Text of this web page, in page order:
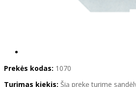
Prekės kodas: 1070
Turimas kiekis: Šią prekę turime